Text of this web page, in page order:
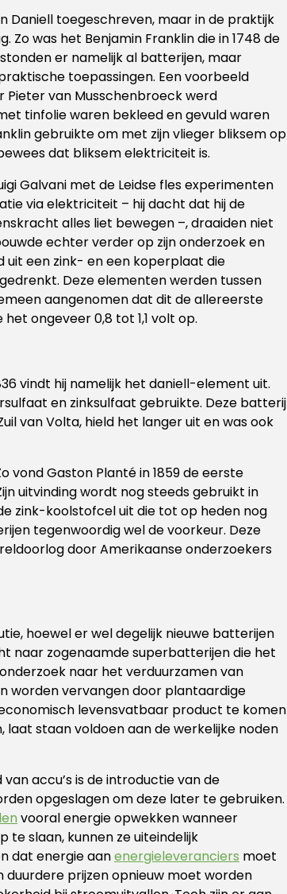
Daniell toegeschreven, maar in de praktijk
was het Benjamin Franklin die in 1748 de
er namelijk al batterijen, maar
toepassingen. Een voorbeeld
Pieter van Musschenbroeck werd
tinfolie waren bekleed en gevuld waren
gebruikte om met zijn vlieger bliksem op
dat bliksem elektriciteit is.
Galvani met de Leidse fles experimenten
via elektriciteit – hij dacht dat hij de
alles liet bewegen –, draaiden niet
echter verder op zijn onderzoek en
uit een zink- en een koperplaat die
Deze elementen werden tussen
aangenomen dat dit de allereerste
ongeveer 0,8 tot 1,1 volt op.
vindt hij namelijk het daniell-element uit.
en zinksulfaat gebruikte. Deze batterij
van Volta, hield het langer uit en was ook
vond Gaston Planté in 1859 de eerste
uitvinding wordt nog steeds gebruikt in
zink-koolstofcel uit die tot op heden nog
tegenwoordig wel de voorkeur. Deze
door Amerikaanse onderzoekers
hoewel er wel degelijk nieuwe batterijen
naar zogenaamde superbatterijen die het
naar het verduurzamen van
worden vervangen door plantaardige
levensvatbaar product te komen
staan voldoen aan de werkelijke noden
accu’s is de introductie van de
opgeslagen om deze later te gebruiken.
vooral energie opwekken wanneer
te slaan, kunnen ze uiteindelijk
dat energie aanenergieleveranciers moet
prijzen opnieuw moet worden